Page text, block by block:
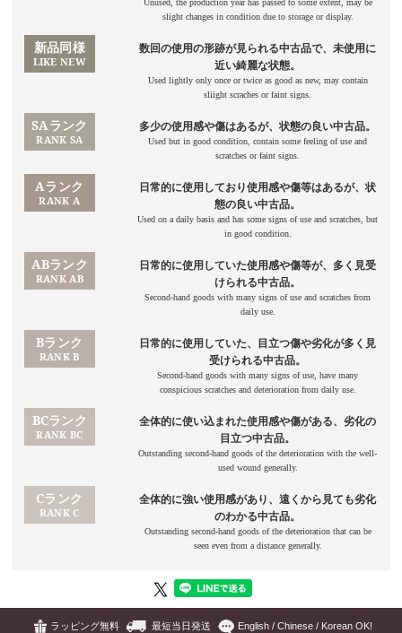
ラッピング無料 最短当日発送 English / Chinese / Korean OK!